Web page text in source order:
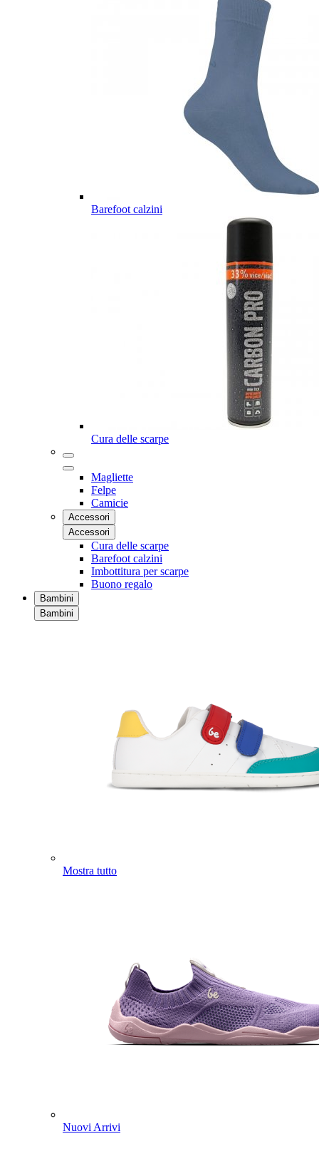
Barefoot calzini
Cura delle scarpe
Magliette
Felpe
Camicie
Accessori
Accessori
Cura delle scarpe
Barefoot calzini
Imbottitura per scarpe
Buono regalo
Bambini
Bambini
Mostra tutto
Nuovi Arrivi